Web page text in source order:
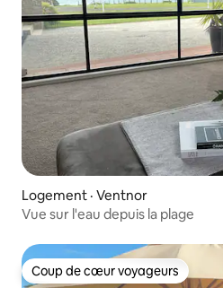
Logement · Ventnor
Vue sur l'eau depuis la plage
Coup de cœur voyageurs
Coup de cœur voyageurs